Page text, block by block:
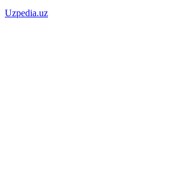
Uzpedia.uz